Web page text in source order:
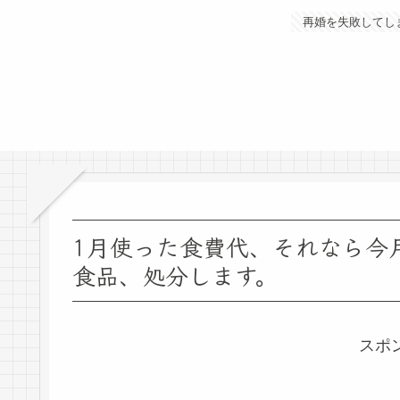
再婚を失敗してし
1月使った食費代、それなら
食品、処分します。
スポ